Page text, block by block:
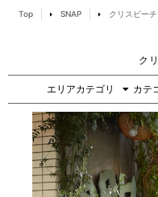
Top SNAP クリスピー
ク
エリアカテゴリ カテ